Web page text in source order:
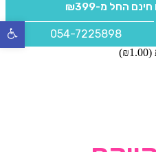
החל מ-₪399
054-7225898
₪1.00
)
פתח